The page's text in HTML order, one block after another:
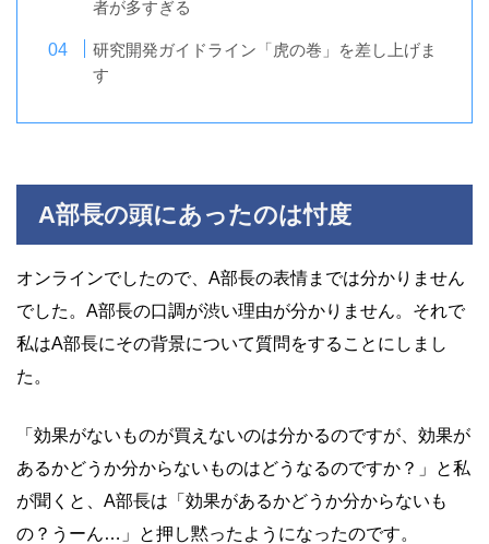
者が多すぎる
研究開発ガイドライン「虎の巻」を差し上げま
す
A部長の頭にあったのは忖度
オンラインでしたので、A部長の表情までは分かりません
でした。A部長の口調が渋い理由が分かりません。それで
私はA部長にその背景について質問をすることにしまし
た。
「効果がないものが買えないのは分かるのですが、効果が
あるかどうか分からないものはどうなるのですか？」と私
が聞くと、A部長は「効果があるかどうか分からないも
の？うーん…」と押し黙ったようになったのです。